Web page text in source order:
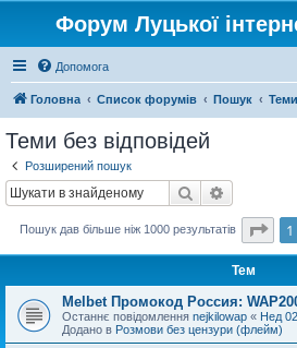
Форум Луцької
Допомога
Головна Список форумів Пошук
Теми без відповідей
Розширений пошук
Пошук
Пошук дав більше ніж 1000 результатів 1
Тем
Melbet Промокод Россия:
Останнє повідомлення nejkilowap « Нед
Додано в Розмови без цензури (флейм)